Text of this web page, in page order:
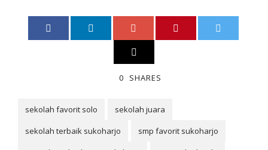
0 SHARES
sekolah favorit solo
sekolah juara
sekolah terbaik sukoharjo
smp favorit sukoharjo